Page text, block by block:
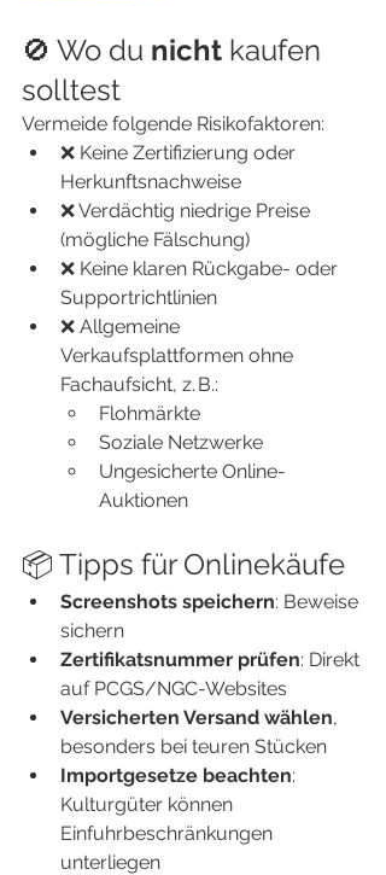
🚫 Wo du nicht kaufen
solltest
Vermeide folgende Risikofaktoren:
❌ Keine Zertifizierung oder
Herkunftsnachweise
❌ Verdächtig niedrige Preise
(mögliche Fälschung)
❌ Keine klaren Rückgabe- oder
Supportrichtlinien
❌ Allgemeine
Verkaufsplattformen ohne
Fachaufsicht, z. B.:
Flohmärkte
Soziale Netzwerke
Ungesicherte Online-
Auktionen
📦 Tipps für Onlinekäufe
Screenshots speichern: Beweise
sichern
Zertifikatsnummer prüfen: Direkt
auf PCGS/NGC-Websites
Versicherten Versand wählen,
besonders bei teuren Stücken
Importgesetze beachten:
Kulturgüter können
Einfuhrbeschränkungen
unterliegen